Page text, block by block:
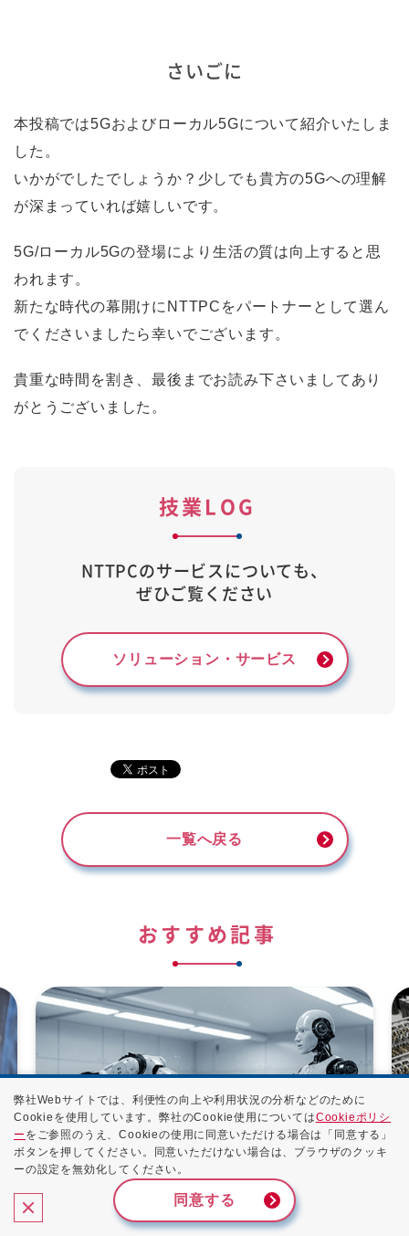
さいごに
本投稿では5Gおよびローカル5Gについて紹介いたしま
した。
いかがでしたでしょうか？少しでも貴方の5Gへの理解
が深まっていれば嬉しいです。
5G/ローカル5Gの登場により生活の質は向上すると思
われます。
新たな時代の幕開けにNTTPCをパートナーとして選ん
でくださいましたら幸いでございます。
貴重な時間を割き、最後までお読み下さいましてあり
がとうございました。
技業LOG
NTTPCのサービスについても、
ぜひご覧ください
ソリューション・サービス
一覧へ戻る
おすすめ記事
弊社Webサイトでは、利便性の向上や利用状況の分析などのために
Cookieを使用しています。弊社のCookie使用についてはCookieポリシ
ー をご参照のうえ、Cookieの使用に同意いただける場合は「同意する」
ボタンを押してください。同意いただけない場合は、ブラウザのクッキ
ーの設定を無効化してください。
同意する